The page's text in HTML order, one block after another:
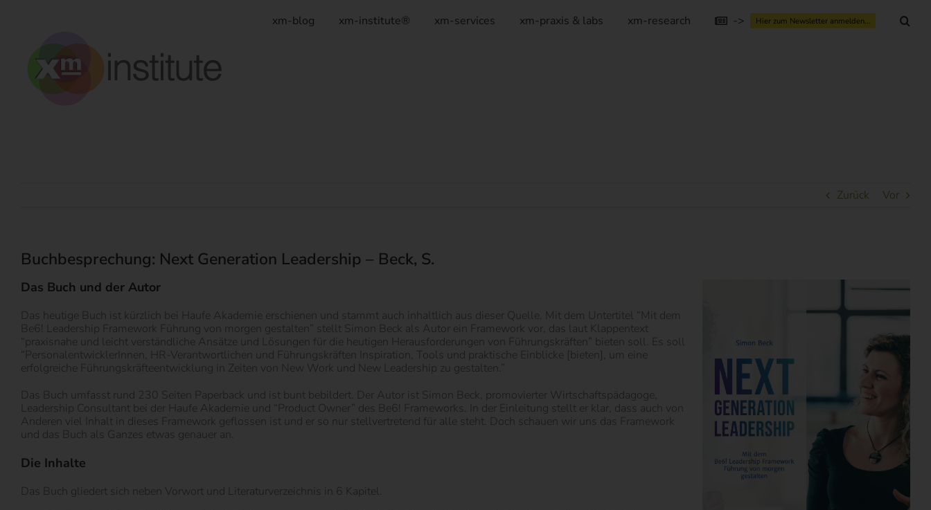
xm-blog xm-institute® xm-services xm-praxis & labs xm-research -> Hier zum Newsletter anmelden...
Zurück Vor
Buchbesprechung: Next Generation Leadership – Beck, S.
Das Buch und der Autor
Das heutige Buch ist kürzlich bei Haufe Akademie erschienen und stammt auch inhaltlich aus dieser Quelle. Mit dem Untertitel “Mit dem
Be6! Leadership Framework Führung von morgen gestalten” stellt Simon Beck als Autor ein Framework vor, das laut Klappentext
“praxisnahe und leicht verständliche Ansätze und Lösungen für die heutigen Herausforderungen von Führungskräften” bieten soll. Es soll
“PersonalentwicklerInnen, HR-Verantwortlichen und Führungskräften Inspiration, Tools und praktische Einblicke [bieten], um eine
erfolgreiche Führungskräfteentwicklung in Zeiten von New Work und New Leadership zu gestalten.”
Das Buch umfasst rund 230 Seiten Paperback und ist bunt bebildert. Der Autor ist Simon Beck, promovierter Wirtschaftspädagoge,
Leadership Consultant bei der Haufe Akademie und “Product Owner” des Be6! Frameworks. In der Einleitung stellt er klar, dass auch von
Anderen viel Inhalt in dieses Framework geflossen ist und er so nur stellvertretend für alle steht. Doch schauen wir uns das Framework
und das Buch als Ganzes etwas genauer an.
Die Inhalte
Das Buch gliedert sich neben Vorwort und Literaturverzeichnis in 6 Kapitel.